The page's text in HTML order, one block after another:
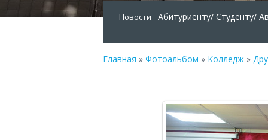
Новости Абитуриенту/ Студенту/
Главная » Фотоальбом » Колледж »